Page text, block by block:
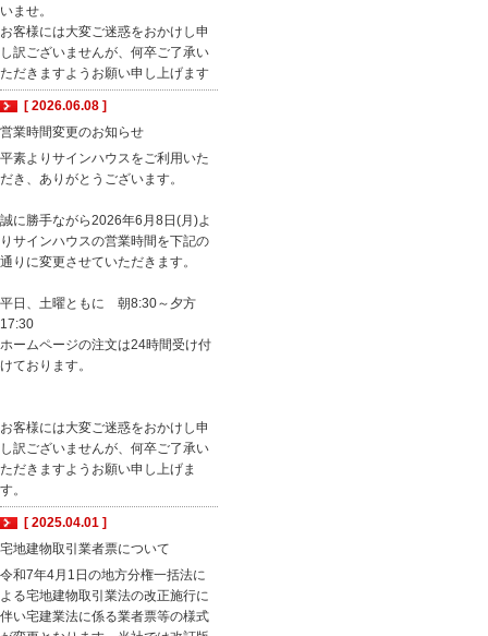
いませ。
お客様には大変ご迷惑をおかけし申
し訳ございませんが、何卒ご了承い
ただきますようお願い申し上げます
[ 2026.06.08 ]
営業時間変更のお知らせ
平素よりサインハウスをご利用いた
だき、ありがとうございます。
誠に勝手ながら2026年6月8日(月)よ
りサインハウスの営業時間を下記の
通りに変更させていただきます。
平日、土曜ともに 朝8:30～夕方
17:30
ホームページの注文は24時間受け付
けております。
お客様には大変ご迷惑をおかけし申
し訳ございませんが、何卒ご了承い
ただきますようお願い申し上げま
す。
[ 2025.04.01 ]
宅地建物取引業者票について
令和7年4月1日の地方分権一括法に
よる宅地建物取引業法の改正施行に
伴い宅建業法に係る業者票等の様式